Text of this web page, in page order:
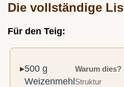
Die vollständige
Für den Teig:
500 g
Weizenmehl
Warum dies?
Struktur